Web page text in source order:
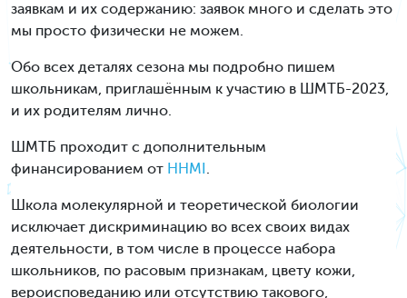
заявкам и их содержанию: заявок много и сделать это
мы просто физически не можем.
Обо всех деталях сезона мы подробно пишем
школьникам, приглашённым к участию в ШМТБ-2023,
и их родителям лично.
ШМТБ проходит с дополнительным
финансированием от HHMI .
Школа молекулярной и теоретической биологии
исключает дискриминацию во всех своих видах
деятельности, в том числе в процессе набора
школьников, по расовым признакам, цвету кожи,
вероисповеданию или отсутствию такового,